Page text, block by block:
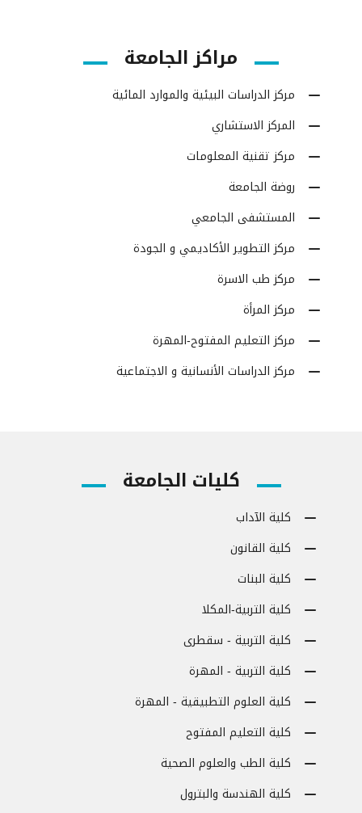
مراكز الجامعة
مركز الدراسات البيئية والموارد المائية
المركز الاستشاري
مركز تقنية المعلومات
روضة الجامعة
المستشفى الجامعي
مركز التطوير الأكاديمي و الجودة
مركز طب الاسرة
مركز المرأة
مركز التعليم المفتوح-المهرة
مركز الدراسات الأنسانية و الاجتماعية
كليات الجامعة
كلية الآداب
كلية القانون
كلية البنات
كلية التربية-المكلا
كلية التربية - سقطرى
كلية التربية - المهرة
كلية العلوم التطبيقية - المهرة
كلية التعليم المفتوح
كلية الطب والعلوم الصحية
كلية الهندسة والبترول